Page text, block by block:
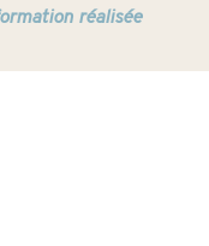
réalisée